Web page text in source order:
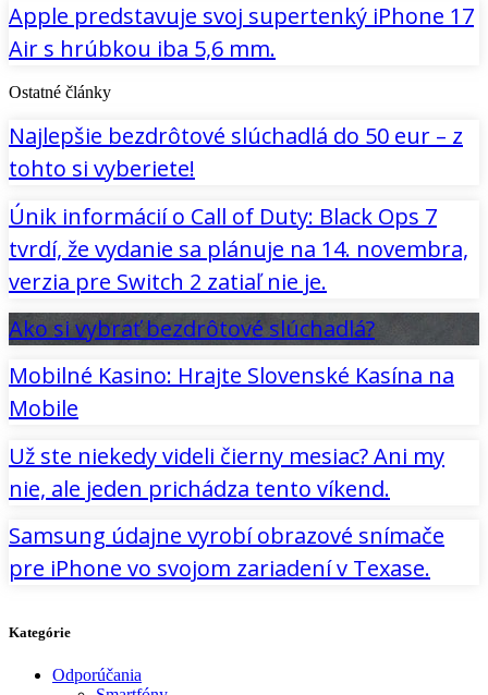
Apple predstavuje svoj supertenký iPhone 17
Air s hrúbkou iba 5,6 mm.
Ostatné články
Najlepšie bezdrôtové slúchadlá do 50 eur – z
tohto si vyberiete!
Únik informácií o Call of Duty: Black Ops 7
tvrdí, že vydanie sa plánuje na 14. novembra,
verzia pre Switch 2 zatiaľ nie je.
Ako si vybrať bezdrôtové slúchadlá?
Mobilné Kasino: Hrajte Slovenské Kasína na
Mobile
Už ste niekedy videli čierny mesiac? Ani my
nie, ale jeden prichádza tento víkend.
Samsung údajne vyrobí obrazové snímače
pre iPhone vo svojom zariadení v Texase.
Kategórie
Odporúčania